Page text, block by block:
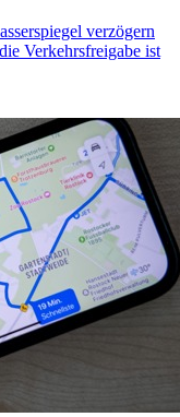
verzögern
Verkehrsfreigabe ist